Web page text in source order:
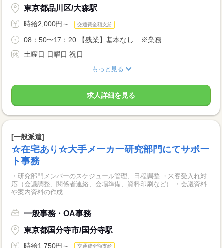
東京都品川区/大森駅
時給2,000円～ 交通費全額支給
08：50〜17：20 【残業】基本なし ※業務...
土曜日 日曜日 祝日
もっと見る
求人詳細を見る
[一般派遣]
☆在宅あり☆大手メーカー研究部門にてサポー
ト事務
・研究部門メンバーのスケジュール管理、日程調整 ・来客受入れ対
応（会議調整、関係者連絡、会場準備、資料印刷など） ・会議資料
や案内資料の作成...
一般事務・OA事務
東京都国分寺市/国分寺駅
時給1,750円～ 交通費全額支給